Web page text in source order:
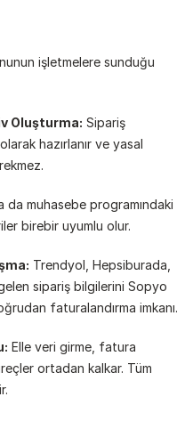
işletmelere sunduğu
Oluşturma: Sipariş
hazırlanır ve yasal
da muhasebe programındaki
birebir uyumlu olur.
Trendyol, Hepsiburada,
sipariş bilgilerini Sopyo
faturalandırma imkanı.
Elle veri girme, fatura
ortadan kalkar. Tüm